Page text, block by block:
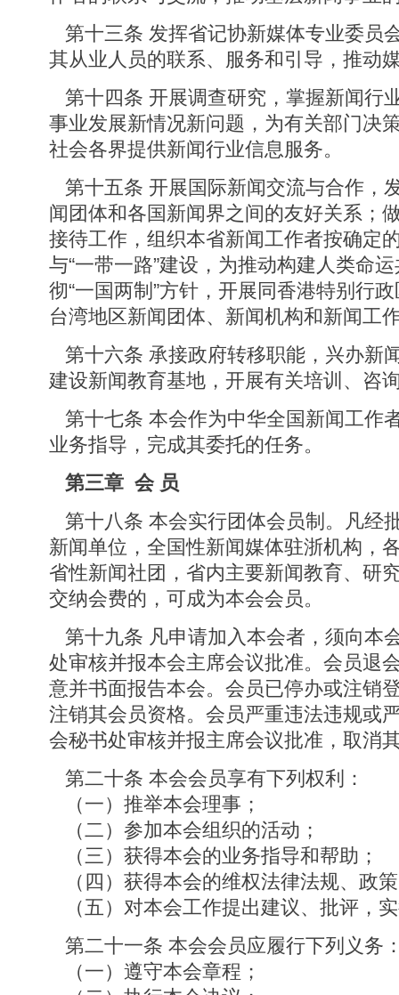
第十三条 发挥省记协新媒体专业委员
其从业人员的联系、服务和引导，推动
第十四条 开展调查研究，掌握新闻行
事业发展新情况新问题，为有关部门决
社会各界提供新闻行业信息服务。
第十五条 开展国际新闻交流与合作，
闻团体和各国新闻界之间的友好关系；
接待工作，组织本省新闻工作者按确定
与“一带一路”建设，为推动构建人类命
彻“一国两制”方针，开展同香港特别行
台湾地区新闻团体、新闻机构和新闻工
第十六条 承接政府转移职能，兴办新
建设新闻教育基地，开展有关培训、咨
第十七条 本会作为中华全国新闻工作
业务指导，完成其委托的任务。
第三章 会 员
第十八条 本会实行团体会员制。凡经
新闻单位，全国性新闻媒体驻浙机构，
省性新闻社团，省内主要新闻教育、研
交纳会费的，可成为本会会员。
第十九条 凡申请加入本会者，须向本
处审核并报本会主席会议批准。会员退
意并书面报告本会。会员已停办或注销
注销其会员资格。会员严重违法违规或
会秘书处审核并报主席会议批准，取消
第二十条 本会会员享有下列权利：
（一）推举本会理事；
（二）参加本会组织的活动；
（三）获得本会的业务指导和帮助；
（四）获得本会的维权法律法规、政
（五）对本会工作提出建议、批评，
第二十一条 本会会员应履行下列义务
（一）遵守本会章程；